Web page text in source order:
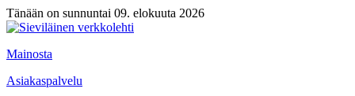
Tänään on sunnuntai 09. elokuuta 2026
Mainosta
Asiakaspalvelu